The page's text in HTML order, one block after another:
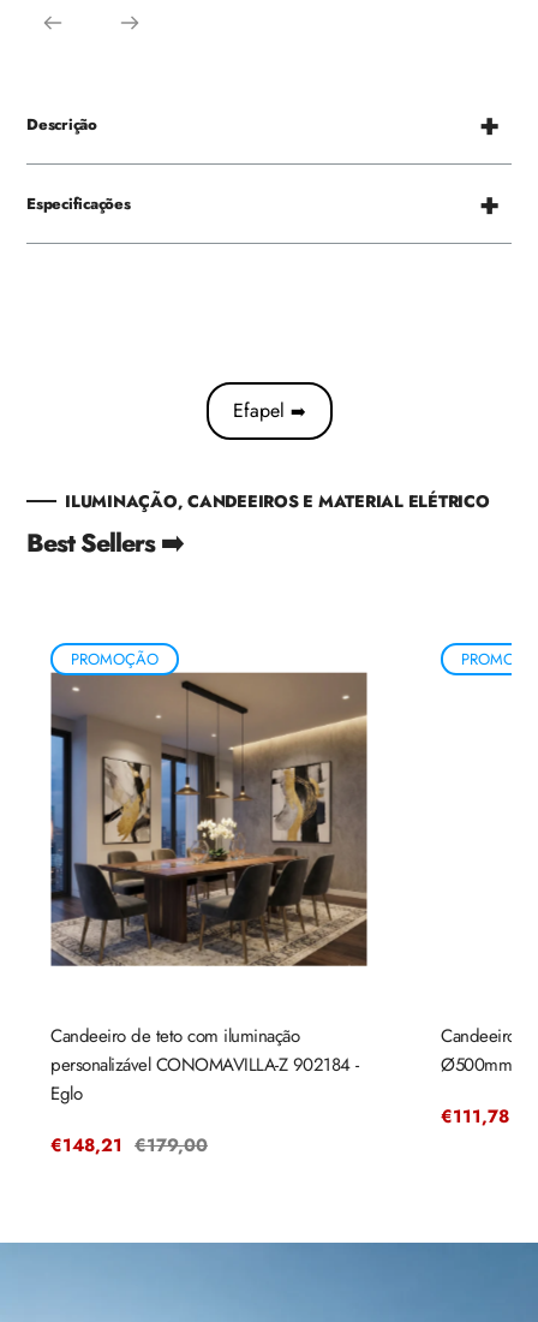
Descrição
Especificações
Efapel ➡️
ILUMINAÇÃO, CANDEEIROS E MATERIAL ELÉTRICO
Best Sellers ➡️
PROMOÇÃO
Candeeiro de teto com iluminação
personalizável CONOMAVILLA-Z 902184 -
Eglo
Preço
€148,21 Preço
€179,00
Candeeiro
Ø500mm
Preço
€111,78